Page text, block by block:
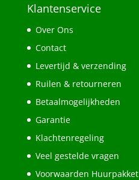
Klantenservice
Over Ons
Contact
Levertijd & verzending
Ruilen & retourneren
Betaalmogelijkheden
Garantie
Klachtenregeling
Veel gestelde vragen
Voorwaarden Huurpakket